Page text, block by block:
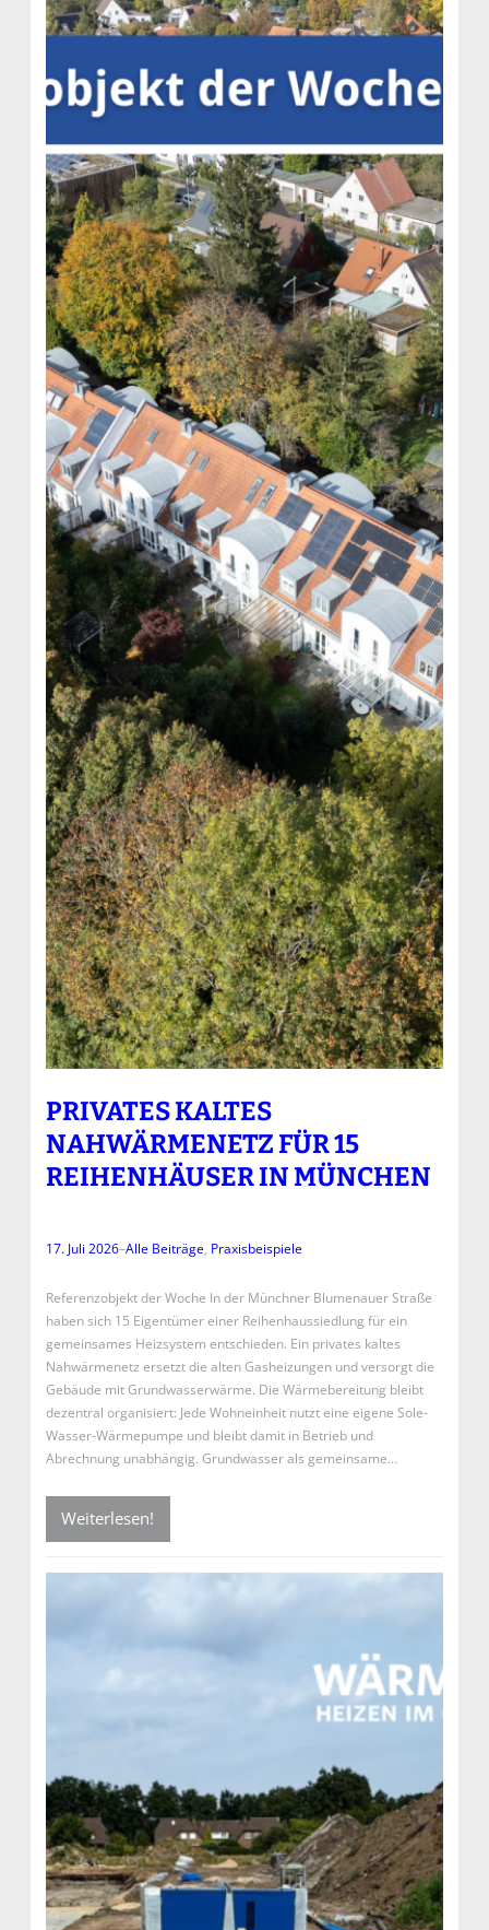
PRIVATES KALTES
NAHWÄRMENETZ FÜR 15
REIHENHÄUSER IN MÜNCHEN
17. Juli 2026–Alle Beiträge, Praxisbeispiele
Referenzobjekt der Woche In der Münchner Blumenauer Straße
haben sich 15 Eigentümer einer Reihenhaussiedlung für ein
gemeinsames Heizsystem entschieden. Ein privates kaltes
Nahwärmenetz ersetzt die alten Gasheizungen und versorgt die
Gebäude mit Grundwasserwärme. Die Wärmebereitung bleibt
dezentral organisiert: Jede Wohneinheit nutzt eine eigene Sole-
Wasser-Wärmepumpe und bleibt damit in Betrieb und
Abrechnung unabhängig. Grundwasser als gemeinsame…
Weiterlesen!